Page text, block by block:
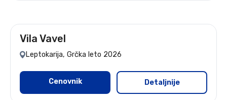
Vila Vavel
Leptokarija, Grčka leto 2026
Cenovnik Detaljnije